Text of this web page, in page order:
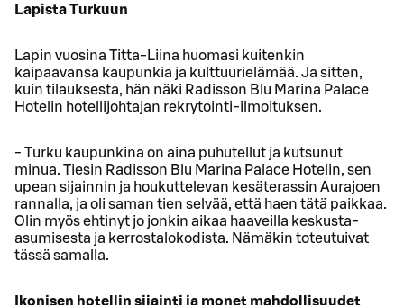
Lapista Turkuun
Lapin vuosina Titta-Liina huomasi kuitenkin
kaipaavansa kaupunkia ja kulttuurielämää. Ja sitten,
kuin tilauksesta, hän näki Radisson Blu Marina Palace
Hotelin hotellijohtajan rekrytointi-ilmoituksen.
- Turku kaupunkina on aina puhutellut ja kutsunut
minua. Tiesin Radisson Blu Marina Palace Hotelin, sen
upean sijainnin ja houkuttelevan kesäterassin Aurajoen
rannalla, ja oli saman tien selvää, että haen tätä paikkaa.
Olin myös ehtinyt jo jonkin aikaa haaveilla keskusta-
asumisesta ja kerrostalokodista. Nämäkin toteutuivat
tässä samalla.
Ikonisen hotellin sijainti ja monet mahdollisuudet